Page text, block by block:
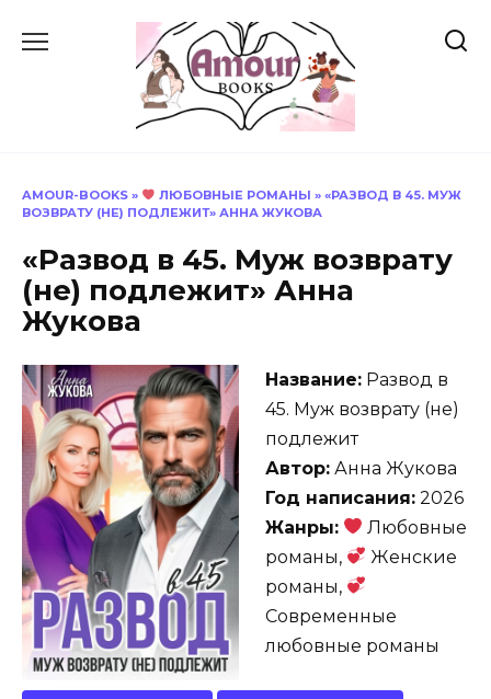
AMOUR-BOOKS » ЛЮБОВНЫЕ РОМАНЫ » «РАЗВОД В 45. МУЖ
ВОЗВРАТУ (НЕ) ПОДЛЕЖИТ» АННА ЖУКОВА
«Развод в 45. Муж возврату
(не) подлежит» Анна
Жукова
Название: Развод в
45. Муж возврату (не)
подлежит
Автор: Анна Жукова
Год написания: 2026
Жанры:
Любовные
романы,
Женские
романы,
Современные
любовные романы